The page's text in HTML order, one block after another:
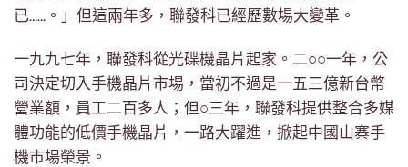
已……。」但這兩年多，聯發科已經歷數場大變革。
一九九七年，聯發科從光碟機晶片起家。二○○一年，公
司決定切入手機晶片市場，當初不過是一五三億新台幣
營業額，員工二百多人；但○三年，聯發科提供整合多媒
體功能的低價手機晶片，一路大躍進，掀起中國山寨手
機市場榮景。